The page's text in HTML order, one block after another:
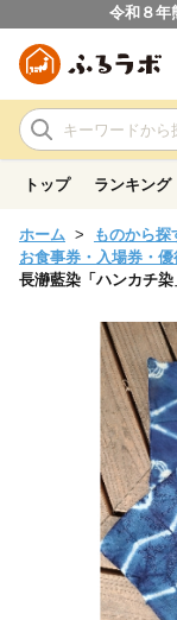
令和８年
トップ ランキング
ホーム ものから探
お食事券・入場券・優
長瀞藍染「ハンカチ染